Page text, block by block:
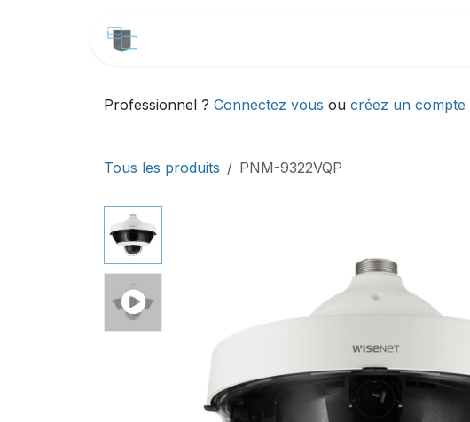
Professionnel ? Connectez vous ou créez un compte
Tous les produits PNM-9322VQP